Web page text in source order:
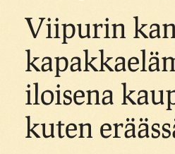
Viipurin
iloisena
kuten